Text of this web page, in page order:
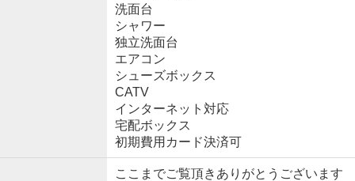
洗面台
シャワー
独立洗面台
エアコン
シューズボックス
CATV
インターネット対応
宅配ボックス
初期費用カード決済可
ここまでご覧頂きありがとうございます